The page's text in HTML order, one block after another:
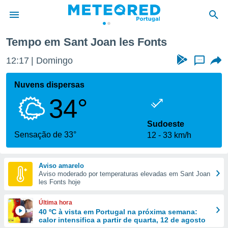
da
foi
fornecidas
a este
das
e
forma
digital
Tempo em Sant Joan les Fonts
12:17 Domingo ...
Nuvens dispersas
34°
Sensação de 33°
Sudoeste
12
33 km/h
Aviso amarelo
Aviso moderado por temperaturas elevadas em Sant Joan
les Fonts hoje
Última hora
40 ºC à vista em Portugal na próxima semana:
calor intensifica a partir de quarta, 12 de agosto